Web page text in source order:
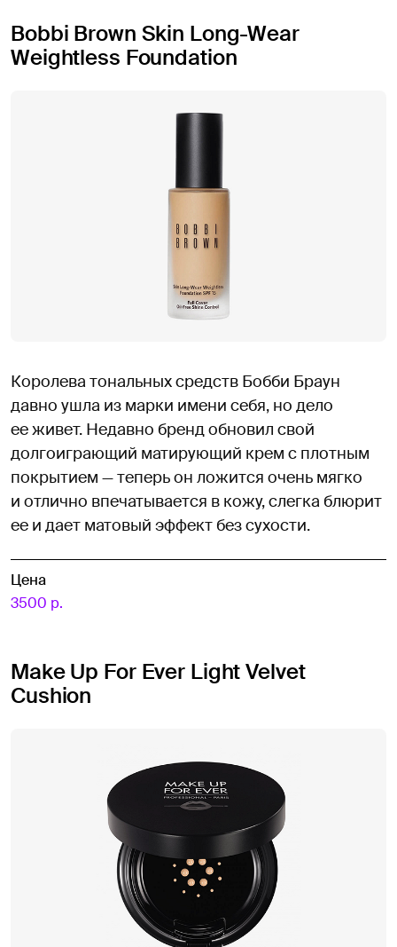
Bobbi Brown Skin Long-Wear
Weightless Foundation
Королева тональных средств Бобби Браун
давно ушла из марки имени себя, но дело
ее живет. Недавно бренд обновил свой
долгоиграющий матирующий крем с плотным
покрытием — теперь он ложится очень мягко
и отлично впечатывается в кожу, слегка блюрит
ее и дает матовый эффект без сухости.
Цена
3500 р.
Make Up For Ever Light Velvet
Cushion